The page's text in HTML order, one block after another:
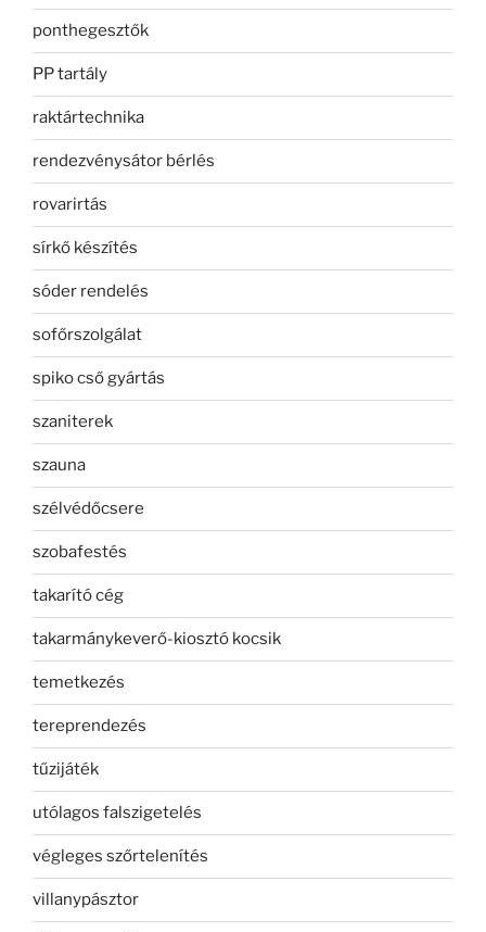
ponthegesztők
PP tartály
raktártechnika
rendezvénysátor bérlés
rovarirtás
sírkő készítés
sóder rendelés
sofőrszolgálat
spiko cső gyártás
szaniterek
szauna
szélvédőcsere
szobafestés
takarító cég
takarmánykeverő-kiosztó kocsik
temetkezés
tereprendezés
tűzijáték
utólagos falszigetelés
végleges szőrtelenítés
villanypásztor